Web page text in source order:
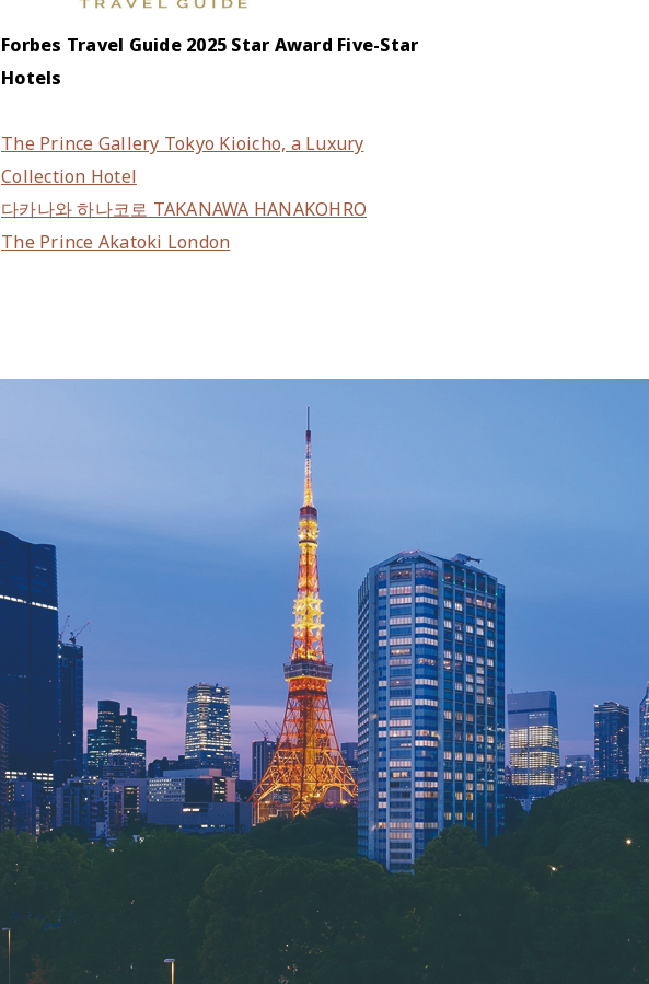
Forbes Travel Guide 2025 Star Award Five-Star
Hotels
The Prince Gallery Tokyo Kioicho, a Luxury
Collection Hotel
다카나와 하나코로 TAKANAWA HANAKOHRO
The Prince Akatoki London